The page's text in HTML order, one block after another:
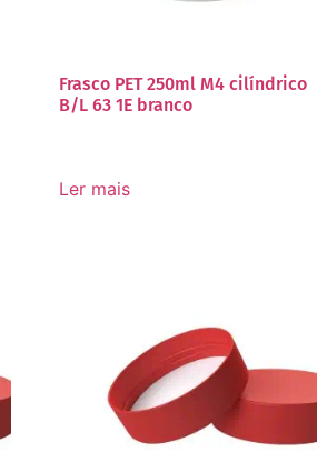
Frasco PET 250ml M4 cilíndrico
B/L 63 1E branco
Ler mais